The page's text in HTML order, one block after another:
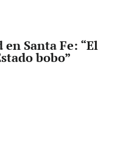
Santa Fe: “El
bobo”